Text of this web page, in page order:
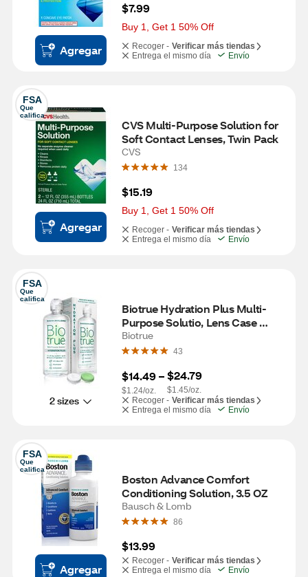
Agregar
$7.99
Buy 1, Get 1 50% Off
Recoger - Verificar más tiendas
Entrega el mismo día
Envío
FSA
Que
califica
Agregar
CVS Multi-Purpose Solution for
Soft Contact Lenses, Twin Pack
CVS
134
$15.19
Buy 1, Get 1 50% Off
Recoger - Verificar más tiendas
Entrega el mismo día
Envío
FSA
Que
califica
2 sizes
Biotrue Hydration Plus Multi-
Purpose Solutio, Lens Case
Included, 10 fl oz
Biotrue
43
$14.49 –
$1.24/oz.
$24.79
$1.45/oz.
Recoger - Verificar más tiendas
Entrega el mismo día
Envío
FSA
Que
califica
Agregar
Boston Advance Comfort
Conditioning Solution, 3.5 OZ
Bausch & Lomb
86
$13.99
Recoger - Verificar más tiendas
Entrega el mismo día
Envío